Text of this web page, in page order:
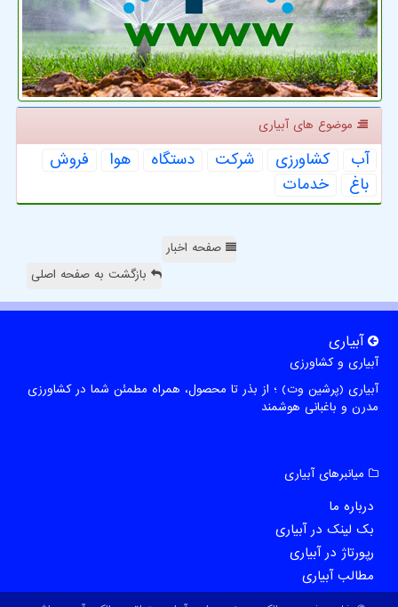
موضوع های آبیاری
آب كشاورزی شركت دستگاه هوا
فروش
باغ
خدمات
صفحه اخبار
بازگشت به صفحه اصلی
آبیاری
آبیاری و کشاورزی
آبیاری (پرشین وت) ؛ از بذر تا محصول، همراه مطمئن شما در کشاورزی
مدرن و باغبانی هوشمند
میانبرهای آبیاری
درباره ما
بک لینک در آبیاری
رپورتاژ در آبیاری
مطالب آبیاری